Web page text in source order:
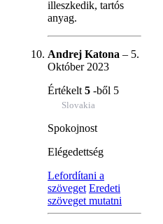
illeszkedik, tartós
anyag.
Andrej Katona – 5.
Október 2023
Értékelt 5 -ből 5
Slovakia
Spokojnost
Elégedettség
Lefordítani a
szöveget Eredeti
szöveget mutatni